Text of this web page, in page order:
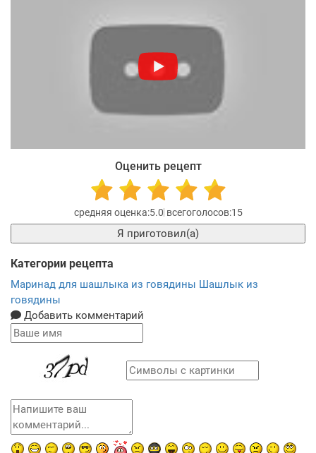
Оценить рецепт
5.0 15
Я приготовил(а)
Категории рецепта
Маринад для шашлыка из говядины Шашлык из
говядины
Добавить комментарий